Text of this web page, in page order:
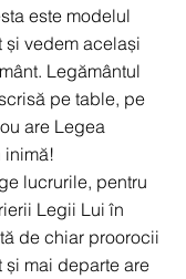
este modelul
vedem același
Legământul
pe table, pe
are Legea
lucrurile, pentru
Legii Lui în
de chiar proorocii
mai departe are